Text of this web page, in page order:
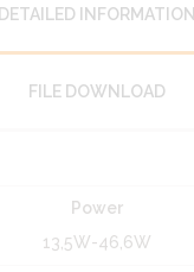
DETAILED INFORMATION
FILE DOWNLOAD
Power
13,5W-46,6W